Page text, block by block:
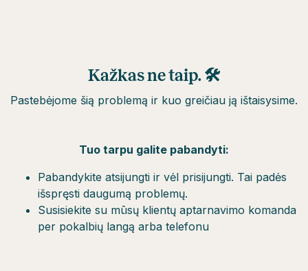
Kažkas ne taip. 🛠
Pastebėjome šią problemą ir kuo greičiau ją ištaisysime.
Tuo tarpu galite pabandyti:
Pabandykite atsijungti ir vėl prisijungti. Tai padės
išspręsti daugumą problemų.
Susisiekite su mūsų klientų aptarnavimo komanda
per pokalbių langą arba telefonu